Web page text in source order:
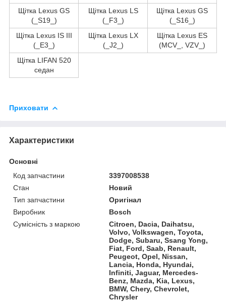
Щітка Lexus GS
(_S19_)
Щітка Lexus LS
(_F3_)
Щітка Lexus GS
(_S16_)
Щітка Lexus IS III
(_E3_)
Щітка Lexus LX
(_J2_)
Щітка Lexus ES
(MCV_, VZV_)
Щітка LIFAN 520
седан
Приховати
Характеристики
Основні
Код запчастини
3397008538
Стан
Новий
Тип запчастини
Оригінал
Виробник
Bosch
Сумісність з маркою
Citroen, Dacia, Daihatsu,
Volvo, Volkswagen, Toyota,
Dodge, Subaru, Ssang Yong,
Fiat, Ford, Saab, Renault,
Peugeot, Opel, Nissan,
Lancia, Honda, Hyundai,
Infiniti, Jaguar, Mercedes-
Benz, Mazda, Kia, Lexus,
BMW, Chery, Chevrolet,
Chrysler